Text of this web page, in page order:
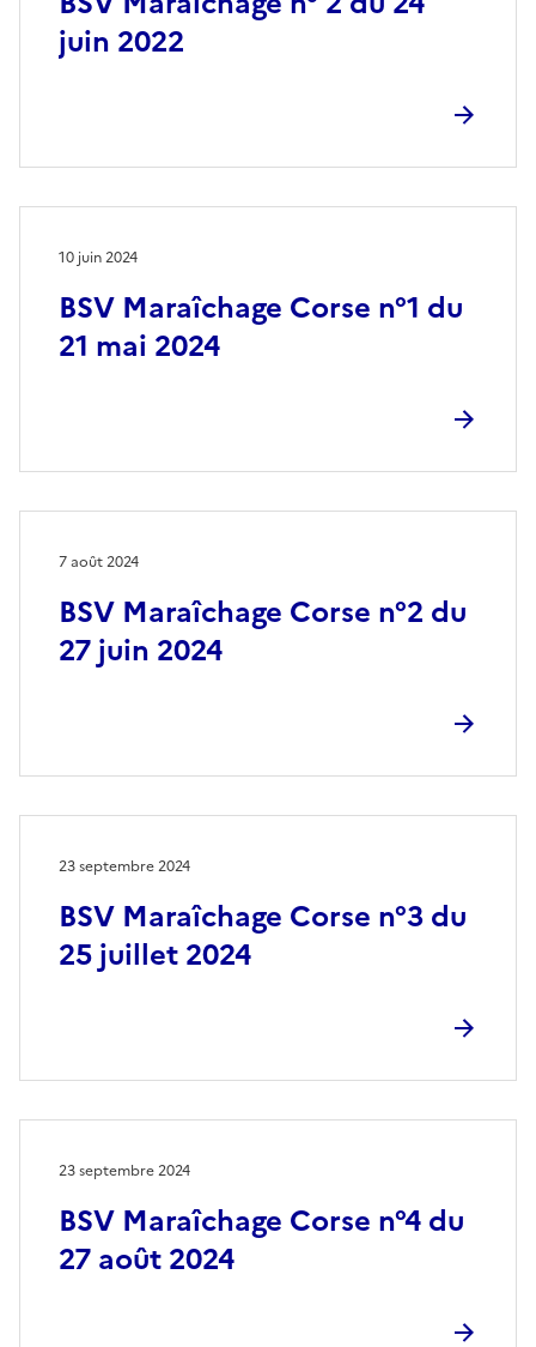
juin 2022
BSV Maraîchage Corse n°1 du
21 mai 2024
10 juin 2024
BSV Maraîchage Corse n°2 du
27 juin 2024
7 août 2024
BSV Maraîchage Corse n°3 du
25 juillet 2024
23 septembre 2024
BSV Maraîchage Corse n°4 du
27 août 2024
23 septembre 2024